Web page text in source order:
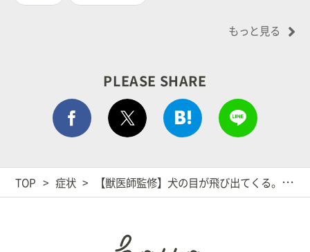
もっと見る
PLEASE SHARE
Facebook シェア はてぶでシェア
TOP 症状 【獣医師監修】犬の目が飛び出てくる。この症状から考えられる原因や病気は？